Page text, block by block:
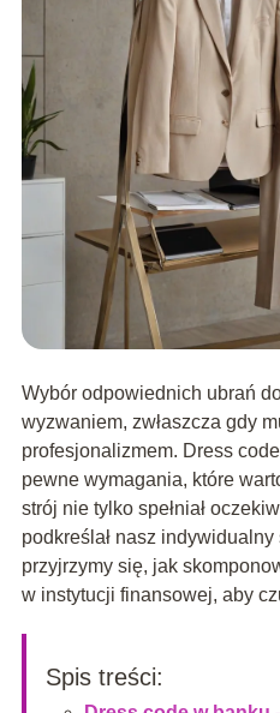
Wybór odpowiednich ubrań
wyzwaniem, zwłaszcza gdy
profesjonalizmem. Dress
pewne wymagania, które
strój nie tylko spełniał
podkreślał nasz
przyjrzymy się, jak
w instytucji finansowej, aby
Spis treści: